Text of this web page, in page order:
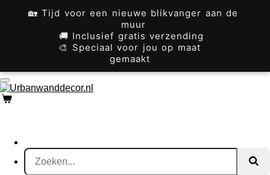
🏡 Tijd voor een nieuwe blikvanger aan de
muur
🚚 Inclusief gratis verzending
🎨 Speciaal voor jou op maat
gemaakt
hoofdinhoud